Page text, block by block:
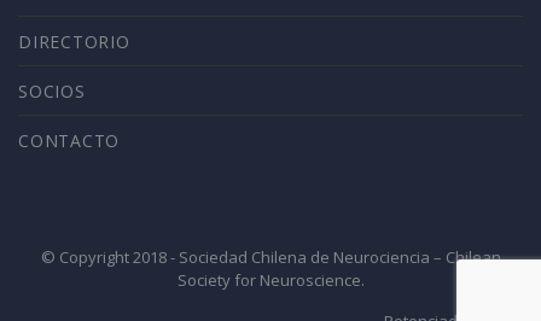
DIRECTORIO
SOCIOS
CONTACTO
© Copyright 2018 - Sociedad Chilena de Neurociencia – Chilean
Society for Neuroscience.